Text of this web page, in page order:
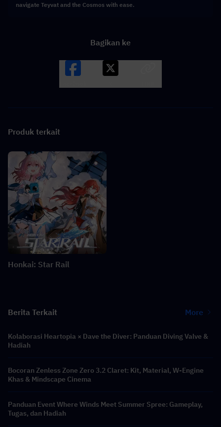
navigate Teyvat and the Cosmos with ease.
Bagikan ke
Produk terkait
Honkai: Star Rail
Berita Terkait More
Kolaborasi Heartopia × Dave the Diver: Panduan Diving Valve &
Hadiah
Bocoran Zenless Zone Zero 3.2 Claret: Kit, Material, W-Engine
Khas & Mindscape Cinema
Panduan Event Where Winds Meet Summer Spree: Gameplay,
Tugas, dan Hadiah